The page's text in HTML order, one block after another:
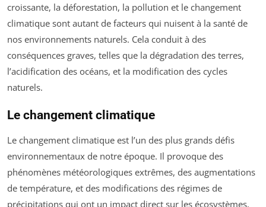
croissante, la déforestation, la pollution et le changement
climatique sont autant de facteurs qui nuisent à la santé de
nos environnements naturels. Cela conduit à des
conséquences graves, telles que la dégradation des terres,
l’acidification des océans, et la modification des cycles
naturels.
Le changement climatique
Le changement climatique est l’un des plus grands défis
environnementaux de notre époque. Il provoque des
phénomènes météorologiques extrêmes, des augmentations
de température, et des modifications des régimes de
précipitations qui ont un impact direct sur les écosystèmes.